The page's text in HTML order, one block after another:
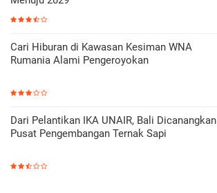
Cari Hiburan di Kawasan Kesiman WNA
Rumania Alami Pengeroyokan
Dari Pelantikan IKA UNAIR, Bali Dicanangkan
Pusat Pengembangan Ternak Sapi